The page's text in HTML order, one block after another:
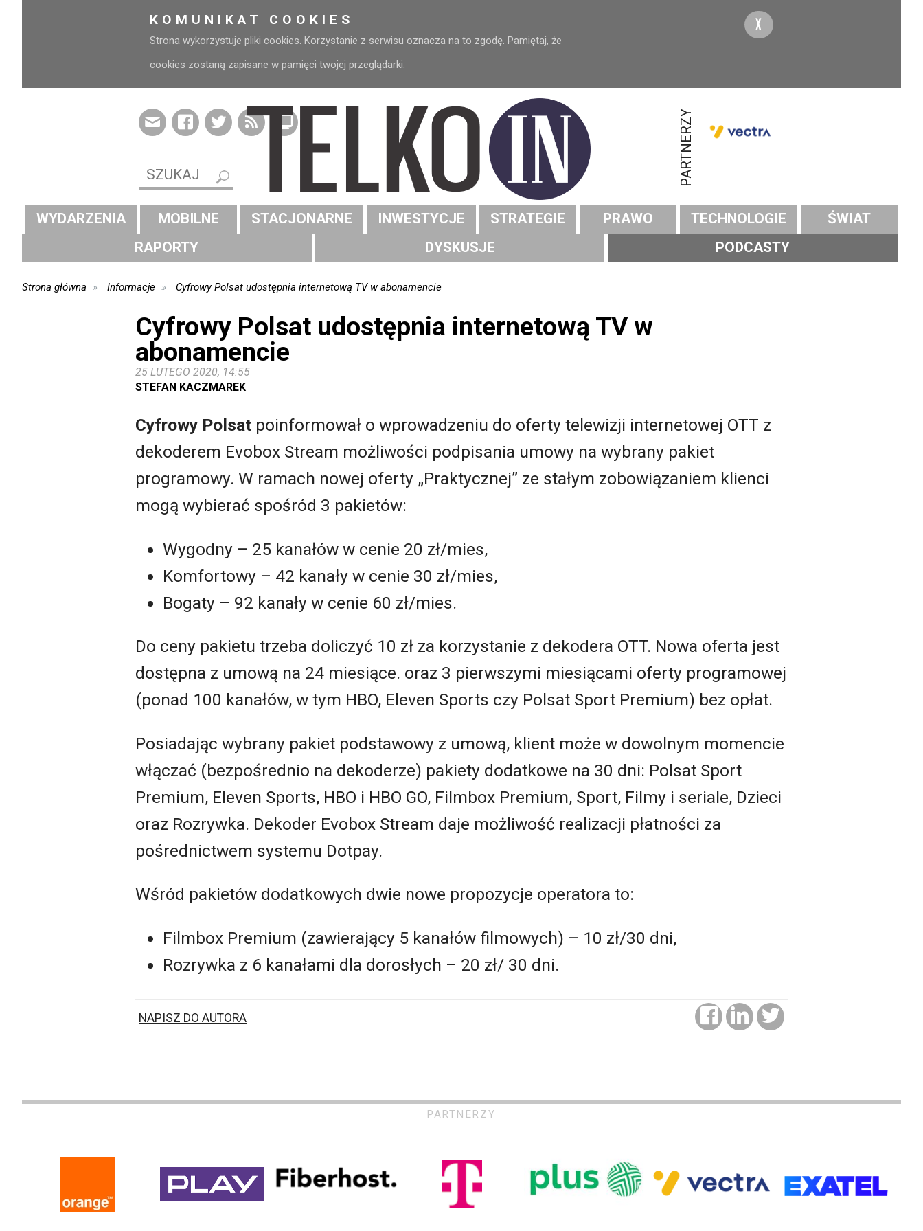
KOMUNIKAT COOKIES
Strona wykorzystuje pliki cookies. Korzystanie z serwisu oznacza na to zgodę. Pamiętaj, że
cookies zostaną zapisane w pamięci twojej przeglądarki.
X
PARTNERZY
WYDARZENIA MOBILNE STACJONARNE INWESTYCJE STRATEGIE PRAWO TECHNOLOGIE
ŚWIAT
RAPORTY
DYSKUSJE PODCASTY
Strona główna Informacje Cyfrowy Polsat udostępnia internetową TV w abonamencie
Cyfrowy Polsat udostępnia internetową TV w
abonamencie
25 LUTEGO 2020, 14:55
STEFAN KACZMAREK
Cyfrowy Polsat poinformował o wprowadzeniu do oferty telewizji internetowej OTT z
dekoderem Evobox Stream możliwości podpisania umowy na wybrany pakiet
programowy. W ramach nowej oferty „Praktycznej” ze stałym zobowiązaniem klienci
mogą wybierać spośród 3 pakietów:
Wygodny – 25 kanałów w cenie 20 zł/mies,
Komfortowy – 42 kanały w cenie 30 zł/mies,
Bogaty – 92 kanały w cenie 60 zł/mies.
Do ceny pakietu trzeba doliczyć 10 zł za korzystanie z dekodera OTT. Nowa oferta jest
dostępna z umową na 24 miesiące. oraz 3 pierwszymi miesiącami oferty programowej
(ponad 100 kanałów, w tym HBO, Eleven Sports czy Polsat Sport Premium) bez opłat.
Posiadając wybrany pakiet podstawowy z umową, klient może w dowolnym momencie
włączać (bezpośrednio na dekoderze) pakiety dodatkowe na 30 dni: Polsat Sport
Premium, Eleven Sports, HBO i HBO GO, Filmbox Premium, Sport, Filmy i seriale, Dzieci
oraz Rozrywka. Dekoder Evobox Stream daje możliwość realizacji płatności za
pośrednictwem systemu Dotpay.
Wśród pakietów dodatkowych dwie nowe propozycje operatora to:
Filmbox Premium (zawierający 5 kanałów filmowych) – 10 zł/30 dni,
Rozrywka z 6 kanałami dla dorosłych – 20 zł/ 30 dni.
NAPISZ DO AUTORA
PARTNERZY